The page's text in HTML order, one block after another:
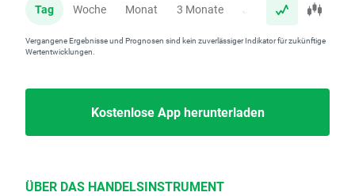
Tag Woche Monat 3 Monate Jahr
Vergangene Ergebnisse und Prognosen sind kein zuverlässiger Indikator für zukünftige
Wertentwicklungen.
Kostenlose App herunterladen
ÜBER DAS HANDELSINSTRUMENT